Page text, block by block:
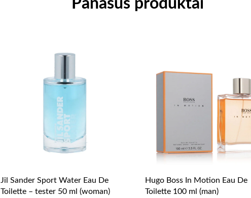
Panašūs produktai
Jil Sander Sport Water Eau De
Toilette – tester 50 ml (woman)
Hugo Boss In Motion Eau De
Toilette 100 ml (man)